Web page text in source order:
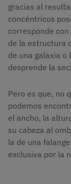
gracias al
concéntricos
corresponde
de la estructura
de una galaxia o
desprende la
Pero es que, no
podemos
el ancho, la
su cabeza al
la de una
exclusiva por la